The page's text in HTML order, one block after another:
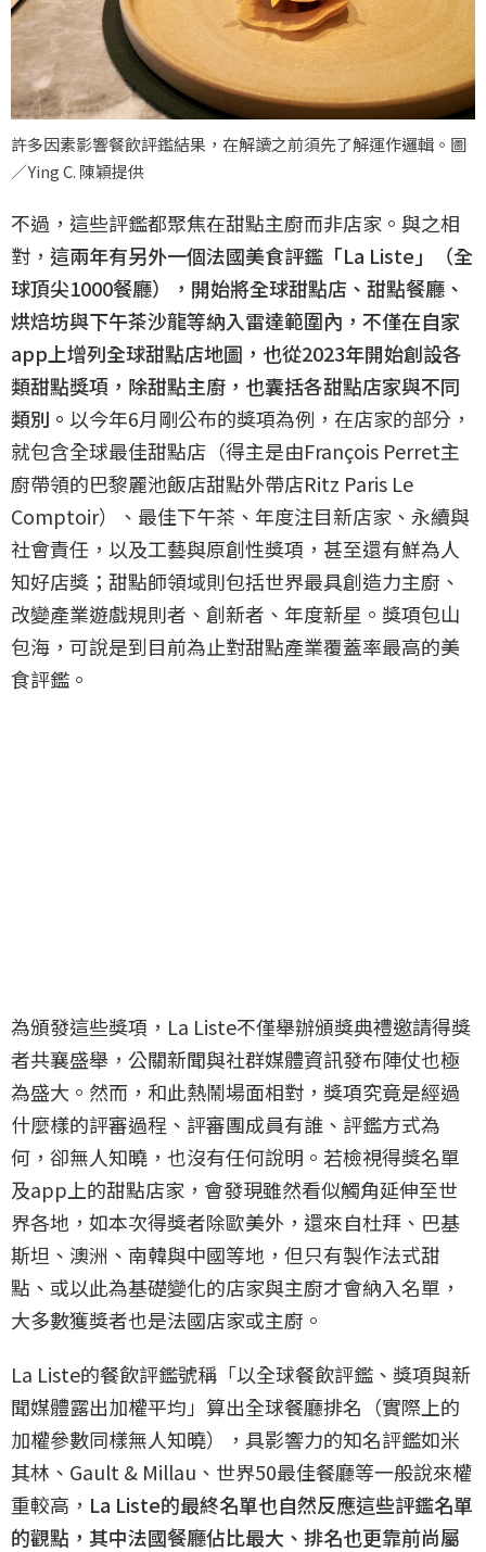
許多因素影響餐飲評鑑結果，在解讀之前須先了解運作邏輯。圖
／Ying C. 陳穎提供
不過，這些評鑑都聚焦在甜點主廚而非店家。與之相
對， 這兩年有另外一個法國美食評鑑「La Liste」（全
球頂尖1000餐廳），開始將全球甜點店、甜點餐廳、
烘焙坊與下午茶沙龍等納入雷達範圍內，不僅在自家
app上增列全球甜點店地圖，也從2023年開始創設各
類甜點獎項，除甜點主廚，也囊括各甜點店家與不同
類別。 以今年6月剛公布的獎項為例，在店家的部分，
就包含全球最佳甜點店（得主是由François Perret主
廚帶領的巴黎麗池飯店甜點外帶店Ritz Paris Le
Comptoir）、最佳下午茶、年度注目新店家、永續與
社會責任，以及工藝與原創性獎項，甚至還有鮮為人
知好店獎；甜點師領域則包括世界最具創造力主廚、
改變產業遊戲規則者、創新者、年度新星。獎項包山
包海，可說是到目前為止對甜點產業覆蓋率最高的美
食評鑑。
為頒發這些獎項，La Liste不僅舉辦頒獎典禮邀請得獎
者共襄盛舉，公關新聞與社群媒體資訊發布陣仗也極
為盛大。然而，和此熱鬧場面相對，獎項究竟是經過
什麼樣的評審過程、評審團成員有誰、評鑑方式為
何，卻無人知曉，也沒有任何說明。若檢視得獎名單
及app上的甜點店家，會發現雖然看似觸角延伸至世
界各地，如本次得獎者除歐美外，還來自杜拜、巴基
斯坦、澳洲、南韓與中國等地，但只有製作法式甜
點、或以此為基礎變化的店家與主廚才會納入名單，
大多數獲獎者也是法國店家或主廚。
La Liste的餐飲評鑑號稱「以全球餐飲評鑑、獎項與新
聞媒體露出加權平均」算出全球餐廳排名（實際上的
加權參數同樣無人知曉），具影響力的知名評鑑如米
其林、Gault & Millau、世界50最佳餐廳等一般說來權
重較高， La Liste的最終名單也自然反應這些評鑑名單
的觀點，其中法國餐廳佔比最大、排名也更靠前尚屬